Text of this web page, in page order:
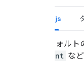
gtag.js
デフォル
event な